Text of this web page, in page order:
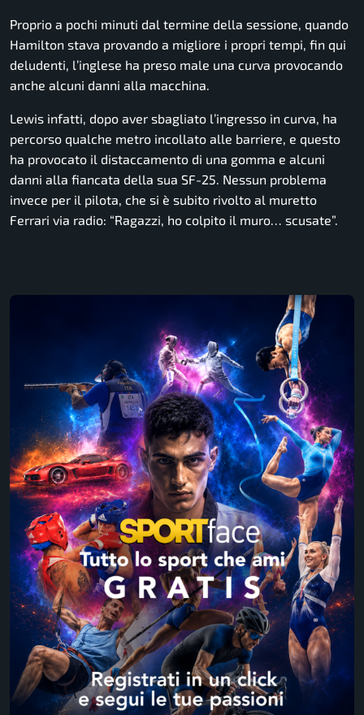
Proprio a pochi minuti dal termine della sessione, quando
Hamilton stava provando a migliore i propri tempi, fin qui
deludenti, l’inglese ha preso male una curva provocando
anche alcuni danni alla macchina.
Lewis infatti, dopo aver sbagliato l’ingresso in curva, ha
percorso qualche metro incollato alle barriere, e questo
ha provocato il distaccamento di una gomma e alcuni
danni alla fiancata della sua SF-25. Nessun problema
invece per il pilota, che si è subito rivolto al muretto
Ferrari via radio: “Ragazzi, ho colpito il muro… scusate”.